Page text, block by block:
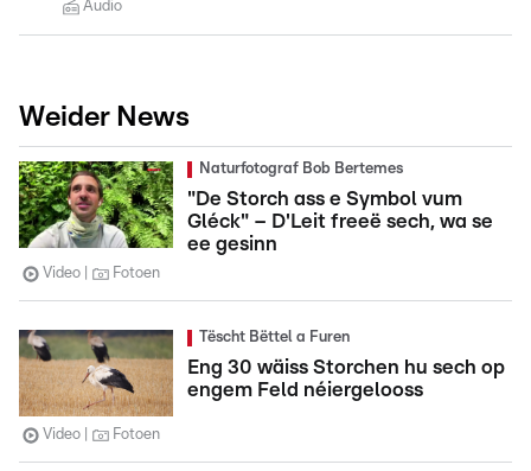
Audio
Weider News
Naturfotograf Bob Bertemes
"De Storch ass e Symbol vum
Gléck" – D'Leit freeë sech, wa se
ee gesinn
Video Fotoen
Tëscht Bëttel a Furen
Eng 30 wäiss Storchen hu sech op
engem Feld néiergelooss
Video Fotoen